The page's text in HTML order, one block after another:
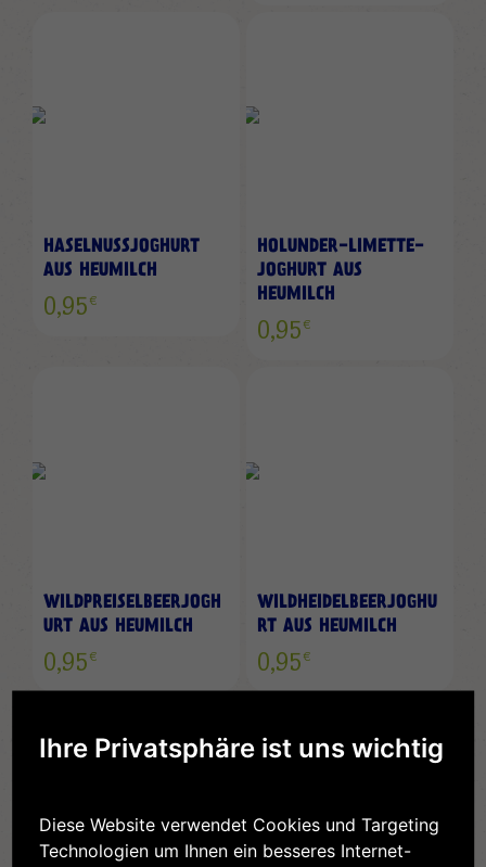
Ihre Privatsphäre ist uns wichtig
Diese Website verwendet Cookies und Targeting
Technologien um Ihnen ein besseres Internet-
HASELNUSSJOGHURT
AUS HEUMILCH
0,95€
HOLUNDER-LIMETTE-
JOGHURT AUS
HEUMILCH
0,95€
WILDPREISELBEERJOGH
URT AUS HEUMILCH
0,95€
WILDHEIDELBEERJOGHU
RT AUS HEUMILCH
0,95€